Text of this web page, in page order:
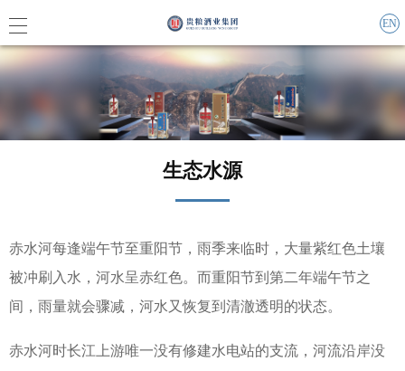
EN
媒体报
生态水源
赤水河每逢端午节至重阳节，雨季来临时，大量紫红色土壤
被冲刷入水，河水呈赤红色。而重阳节到第二年端午节之
间，雨量就会骤减，河水又恢复到清澈透明的状态。
赤水河时长江上游唯一没有修建水电站的支流，河流沿岸没